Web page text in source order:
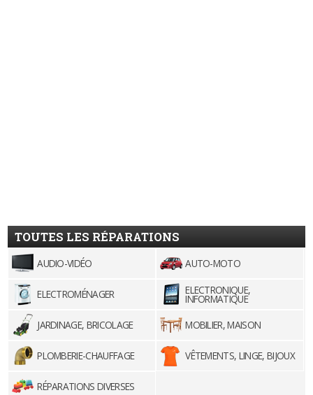
TOUTES LES RÉPARATIONS
AUDIO-VIDÉO AUTO-MOTO
ELECTROMÉNAGER ELECTRONIQUE,
INFORMATIQUE
JARDINAGE, BRICOLAGE
MOBILIER, MAISON
PLOMBERIE-CHAUFFAGE VÊTEMENTS, LINGE, BIJOUX
RÉPARATIONS DIVERSES